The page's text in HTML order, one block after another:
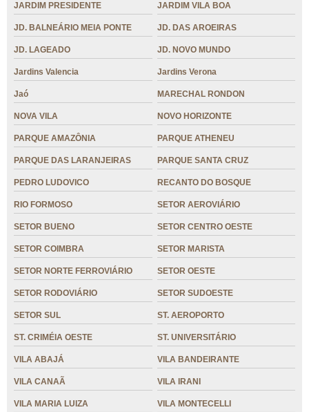
JARDIM PRESIDENTE JARDIM VILA BOA
JD. BALNEÁRIO MEIA PONTE JD. DAS AROEIRAS
JD. LAGEADO JD. NOVO MUNDO
Jardins Valencia Jardins Verona
Jaó MARECHAL RONDON
NOVA VILA NOVO HORIZONTE
PARQUE AMAZÔNIA PARQUE ATHENEU
PARQUE DAS LARANJEIRAS PARQUE SANTA CRUZ
PEDRO LUDOVICO RECANTO DO BOSQUE
RIO FORMOSO SETOR AEROVIÁRIO
SETOR BUENO SETOR CENTRO OESTE
SETOR COIMBRA SETOR MARISTA
SETOR NORTE FERROVIÁRIO SETOR OESTE
SETOR RODOVIÁRIO SETOR SUDOESTE
SETOR SUL ST. AEROPORTO
ST. CRIMÉIA OESTE ST. UNIVERSITÁRIO
VILA ABAJÁ VILA BANDEIRANTE
VILA CANAÃ VILA IRANI
VILA MARIA LUIZA VILA MONTECELLI